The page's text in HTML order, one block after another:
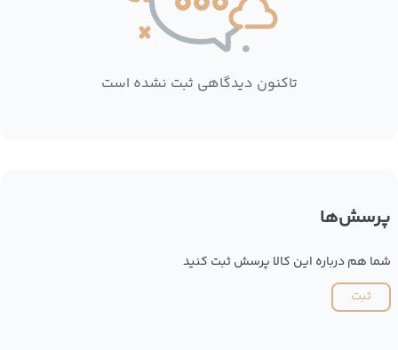
تاکنون دیدگاهی ثبت نشده است
پرسش‌ها
شما هم درباره این کالا پرسش ثبت کنید
ثبت